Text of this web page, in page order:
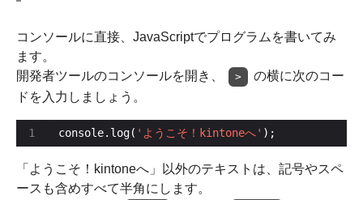
コンソールに直接、JavaScriptでプログラムを書いてみ
ます。
開発者ツールのコンソールを開き、
>
の横に次のコー
ドを入力しましょう。
1 console.log( 'ようこそ！kintoneへ' );
「ようこそ！kintoneへ」以外のテキストは、記号やスペ
ースも含めすべて半角にします。